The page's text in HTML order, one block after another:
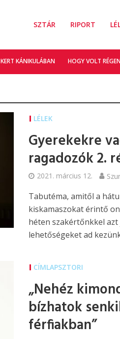
SZTÁR RIPORT
KERT KÁNIKULÁBAN HOGY VOLT
LÉLEK
Gyerekekre
ragadozók 2.
2021. március 12.
Tabutéma, amitől a
kiskamaszokat érintő
héten szakértőnkkel
lehetőségeket ad
CÍMLAPSZTORI
„Nehéz
bízhatok
férfiakban”